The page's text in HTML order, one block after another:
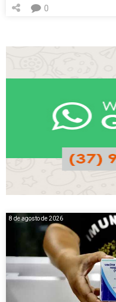
0
8 de agosto de 2026